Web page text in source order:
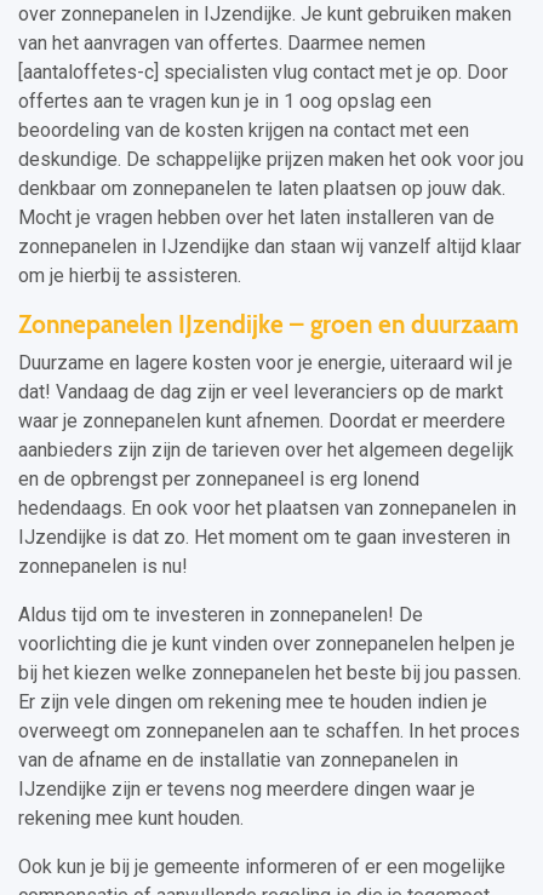
over zonnepanelen in IJzendijke. Je kunt gebruiken maken
van het aanvragen van offertes. Daarmee nemen
[aantaloffetes-c] specialisten vlug contact met je op. Door
offertes aan te vragen kun je in 1 oog opslag een
beoordeling van de kosten krijgen na contact met een
deskundige. De schappelijke prijzen maken het ook voor jou
denkbaar om zonnepanelen te laten plaatsen op jouw dak.
Mocht je vragen hebben over het laten installeren van de
zonnepanelen in IJzendijke dan staan wij vanzelf altijd klaar
om je hierbij te assisteren.
Zonnepanelen IJzendijke – groen en duurzaam
Duurzame en lagere kosten voor je energie, uiteraard wil je
dat! Vandaag de dag zijn er veel leveranciers op de markt
waar je zonnepanelen kunt afnemen. Doordat er meerdere
aanbieders zijn zijn de tarieven over het algemeen degelijk
en de opbrengst per zonnepaneel is erg lonend
hedendaags. En ook voor het plaatsen van zonnepanelen in
IJzendijke is dat zo. Het moment om te gaan investeren in
zonnepanelen is nu!
Aldus tijd om te investeren in zonnepanelen! De
voorlichting die je kunt vinden over zonnepanelen helpen je
bij het kiezen welke zonnepanelen het beste bij jou passen.
Er zijn vele dingen om rekening mee te houden indien je
overweegt om zonnepanelen aan te schaffen. In het proces
van de afname en de installatie van zonnepanelen in
IJzendijke zijn er tevens nog meerdere dingen waar je
rekening mee kunt houden.
Ook kun je bij je gemeente informeren of er een mogelijke